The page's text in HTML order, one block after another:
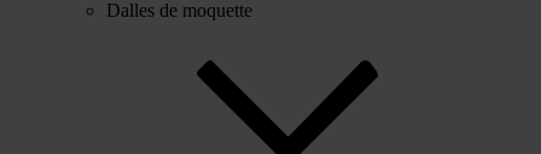
Dalles de moquette